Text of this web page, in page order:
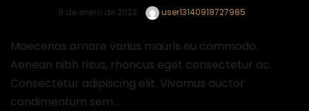
9 de enero de 2022 user13140918727985
Maecenas ornare varius mauris eu commodo.
Aenean nibh risus, rhoncus eget consectetur ac.
Consectetur adipiscing elit. Vivamus auctor
condimentum sem...